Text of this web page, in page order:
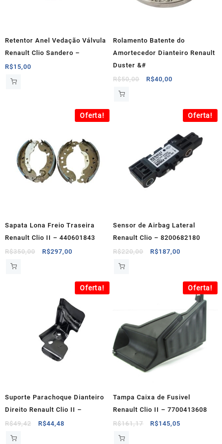
Retentor Anel Vedação Válvula
Renault Clio Sandero –
R$15,00
Rolamento Batente do
Amortecedor Dianteiro Renault
Duster &#
R$50,00
O
R$40,00
R$40,00.
Oferta!
Sapata Lona Freio Traseira
Renault Clio II – 440601843
R$350,00
O
R$297,00
é:
R$297,00.
Oferta!
Sensor de Airbag Lateral
Renault Clio – 8200682180
R$220,00
O
R$187,00
é:
R$187,00.
Oferta!
Suporte Parachoque Dianteiro
Direito Renault Clio II –
R$49,42
O
R$44,48
Oferta!
Tampa Caixa de Fusivel
Renault Clio II – 7700413608
R$161,17
O
R$145,05